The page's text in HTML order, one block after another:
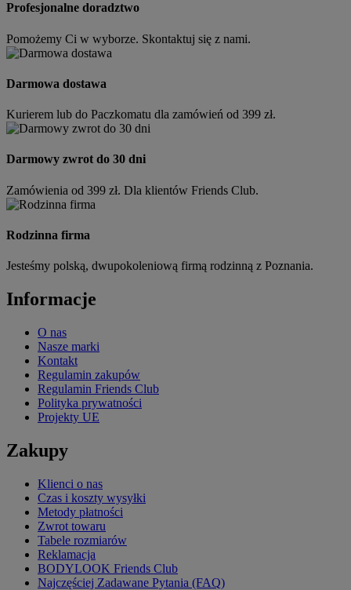
Profesjonalne doradztwo
Pomożemy Ci w wyborze. Skontaktuj się z nami.
Darmowa dostawa
Kurierem lub do Paczkomatu dla zamówień od 399 zł.
Darmowy zwrot do 30 dni
Zamówienia od 399 zł. Dla klientów Friends Club.
Rodzinna firma
Jesteśmy polską, dwupokoleniową firmą rodzinną z Poznania.
Informacje
O nas
Nasze marki
Kontakt
Regulamin zakupów
Regulamin Friends Club
Polityka prywatności
Projekty UE
Zakupy
Klienci o nas
Czas i koszty wysyłki
Metody płatności
Zwrot towaru
Tabele rozmiarów
Reklamacja
BODYLOOK Friends Club
Najczęściej Zadawane Pytania (FAQ)